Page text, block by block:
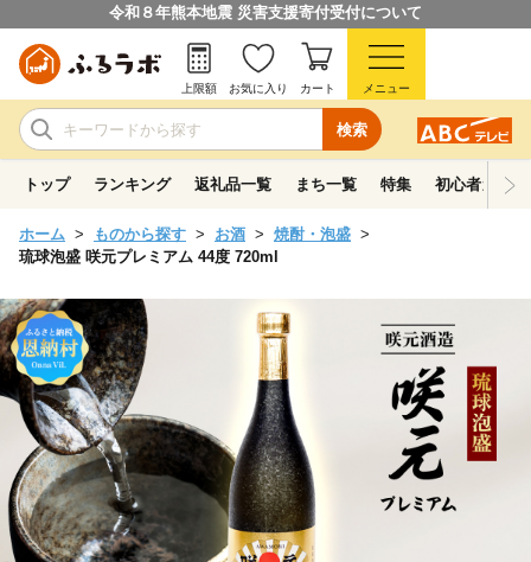
令和８年熊本地震 災害支援寄付受付について
検索
上限額 お気に入り カート メニュー
トップ ランキング 返礼品一覧 まち一覧 特集 初心者ガイド
ホーム ものから探す お酒
焼酎・泡盛
琉球泡盛 咲元プレミアム 44度 720ml